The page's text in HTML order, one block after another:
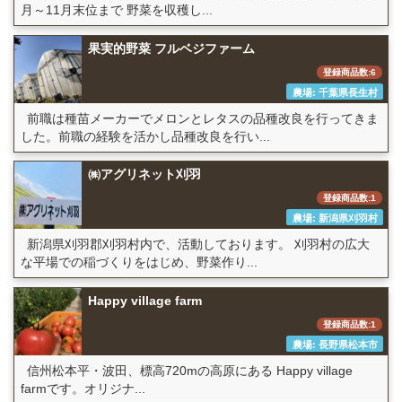
月～11月末位まで 野菜を収穫し...
果実的野菜 フルベジファーム
登録商品数:6
農場: 千葉県長生村
前職は種苗メーカーでメロンとレタスの品種改良を行ってきま
した。前職の経験を活かし品種改良を行い...
㈱アグリネット刈羽
登録商品数:1
農場: 新潟県刈羽村
新潟県刈羽郡刈羽村内で、活動しております。 刈羽村の広大
な平場での稲づくりをはじめ、野菜作り...
Happy village farm
登録商品数:1
農場: 長野県松本市
信州松本平・波田、標高720mの高原にある Happy village
farmです。オリジナ...